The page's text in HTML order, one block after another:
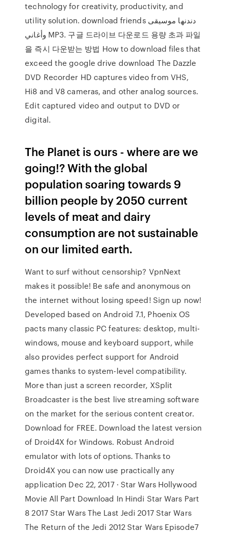
technology for creativity, productivity, and
utility solution. download friends دندنها موسيقى
وأغاني MP3. 구글 드라이브 다운로드 용량 초과 파일
을 즉시 다운받는 방법 How to download files that
exceed the google drive download The Dazzle
DVD Recorder HD captures video from VHS,
Hi8 and V8 cameras, and other analog sources.
Edit captured video and output to DVD or
digital.
The Planet is ours - where are we
going!? With the global
population soaring towards 9
billion people by 2050 current
levels of meat and dairy
consumption are not sustainable
on our limited earth.
Want to surf without censorship? VpnNext
makes it possible! Be safe and anonymous on
the internet without losing speed! Sign up now!
Developed based on Android 7.1, Phoenix OS
pacts many classic PC features: desktop, multi-
windows, mouse and keyboard support, while
also provides perfect support for Android
games thanks to system-level compatibility.
More than just a screen recorder, XSplit
Broadcaster is the best live streaming software
on the market for the serious content creator.
Download for FREE. Download the latest version
of Droid4X for Windows. Robust Android
emulator with lots of options. Thanks to
Droid4X you can now use practically any
application Dec 22, 2017 · Star Wars Hollywood
Movie All Part Download In Hindi Star Wars Part
8 2017 Star Wars The Last Jedi 2017 Star Wars
The Return of the Jedi 2012 Star Wars Episode7